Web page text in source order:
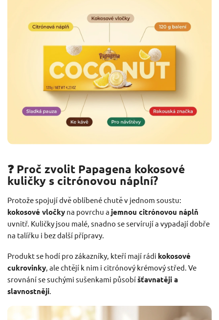
❓ Proč zvolit Papagena kokosové
kuličky s citrónovou náplní?
Protože spojují dvě oblíbené chutě v jednom soustu:
kokosové vločky na povrchu a jemnou citrónovou náplň
uvnitř. Kuličky jsou malé, snadno se servírují a vypadají dobře
na talířku i bez další přípravy.
Produkt se hodí pro zákazníky, kteří mají rádi kokosové
cukrovinky , ale chtějí k nim i citrónový krémový střed. Ve
srovnání se suchými sušenkami působíšťavnatěji a
slavnostněji